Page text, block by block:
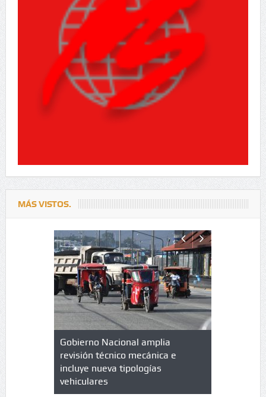
MÁS VISTOS.
en
Gobierno Nacional amplia
revisión técnico mecánica e
incluye nueva tipologías
vehiculares
Qué es